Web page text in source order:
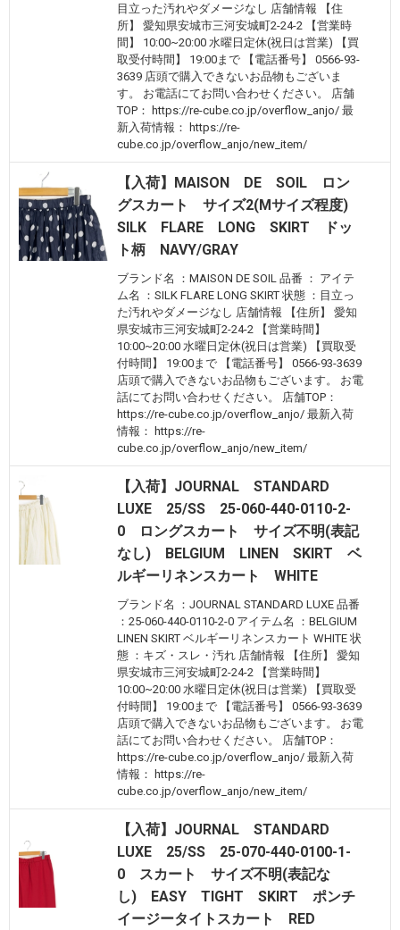
目立った汚れやダメージなし 店舗情報 【住
所】 愛知県安城市三河安城町2-24-2 【営業時
間】 10:00~20:00 水曜日定休(祝日は営業) 【買
取受付時間】 19:00まで 【電話番号】 0566-93-
3639 店頭で購入できないお品物もございま
す。 お電話にてお問い合わせください。 店舗
TOP： https://re-cube.co.jp/overflow_anjo/ 最
新入荷情報： https://re-
cube.co.jp/overflow_anjo/new_item/
【入荷】MAISON DE SOIL ロン
グスカート サイズ2(Mサイズ程度)
SILK FLARE LONG SKIRT ドッ
ト柄 NAVY/GRAY
ブランド名 ：MAISON DE SOIL 品番 ： アイテ
ム名 ：SILK FLARE LONG SKIRT 状態 ：目立っ
た汚れやダメージなし 店舗情報 【住所】 愛知
県安城市三河安城町2-24-2 【営業時間】
10:00~20:00 水曜日定休(祝日は営業) 【買取受
付時間】 19:00まで 【電話番号】 0566-93-3639
店頭で購入できないお品物もございます。 お電
話にてお問い合わせください。 店舗TOP：
https://re-cube.co.jp/overflow_anjo/ 最新入荷
情報： https://re-
cube.co.jp/overflow_anjo/new_item/
【入荷】JOURNAL STANDARD
LUXE 25/SS 25-060-440-0110-2-
0 ロングスカート サイズ不明(表記
なし) BELGIUM LINEN SKIRT ベ
ルギーリネンスカート WHITE
ブランド名 ：JOURNAL STANDARD LUXE 品番
：25-060-440-0110-2-0 アイテム名 ：BELGIUM
LINEN SKIRT ベルギーリネンスカート WHITE 状
態 ：キズ・スレ・汚れ 店舗情報 【住所】 愛知
県安城市三河安城町2-24-2 【営業時間】
10:00~20:00 水曜日定休(祝日は営業) 【買取受
付時間】 19:00まで 【電話番号】 0566-93-3639
店頭で購入できないお品物もございます。 お電
話にてお問い合わせください。 店舗TOP：
https://re-cube.co.jp/overflow_anjo/ 最新入荷
情報： https://re-
cube.co.jp/overflow_anjo/new_item/
【入荷】JOURNAL STANDARD
LUXE 25/SS 25-070-440-0100-1-
0 スカート サイズ不明(表記な
し) EASY TIGHT SKIRT ポンチ
イージータイトスカート RED